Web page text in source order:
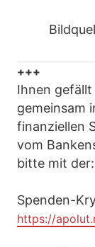
+++
Ihnen
gemeinsam
finanziellen
vom
bitte mit der:
Spenden-
https://